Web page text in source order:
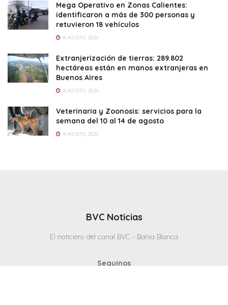
Mega Operativo en Zonas Calientes:
identificaron a más de 300 personas y
retuvieron 18 vehículos
8 AGOSTO, 2026
Extranjerización de tierras: 289.802
hectáreas están en manos extranjeras en
Buenos Aires
8 AGOSTO, 2026
Veterinaria y Zoonosis: servicios para la
semana del 10 al 14 de agosto
8 AGOSTO, 2026
BVC Noticias
El noticiero del canal BVC - Bahia Blanca
Seguinos